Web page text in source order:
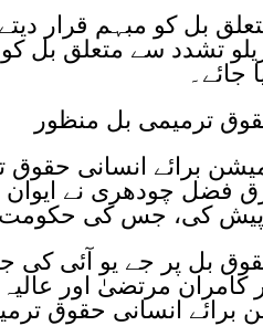
بل کو مبہم قرار
تشدد سے متعلق
جائے۔
ترمیمی بل منظور
برائے انسانی حقوق
فضل چودھری نے
پیش کی، جس کی
بل پر جے یو آئی
کامران مرتضیٰ اور
حقوق ترمیمی بل 2025 کی